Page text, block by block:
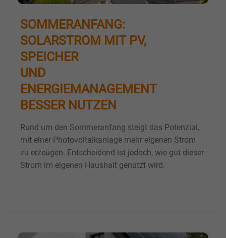
SOMMERANFANG:
SOLARSTROM MIT PV,
SPEICHER
UND
ENERGIEMANAGEMENT
BESSER NUTZEN
Rund um den Sommeranfang steigt das Potenzial,
mit einer Photovoltaikanlage mehr eigenen Strom
zu erzeugen. Entscheidend ist jedoch, wie gut dieser
Strom im eigenen Haushalt genutzt wird.